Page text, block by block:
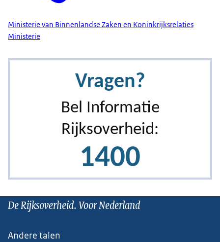
Ministerie van Binnenlandse Zaken en Koninkrijksrelaties
Ministerie
De Rijksoverheid. Voor Nederland
Andere talen